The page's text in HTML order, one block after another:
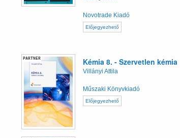
Novotrade Kiadó
Előjegyezhető
PARTNER Kémia 8. - Szervetlen kémia
Villányi Attila
Műszaki Könyvkiadó
Előjegyezhető